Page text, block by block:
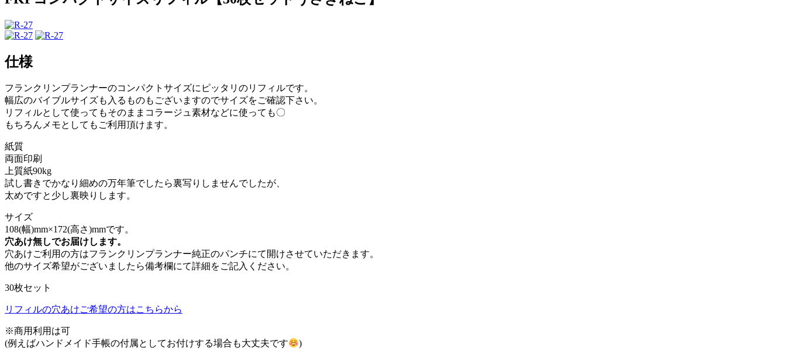
仕様
フランクリンプランナーのコンパクトサイズにピッタリのリフィルです。
幅広のバイブルサイズも入るものもございますのでサイズをご確認下さい。
リフィルとして使ってもそのままコラージュ素材などに使っても〇
もちろんメモとしてもご利用頂けます。
紙質
両面印刷
上質紙90kg
試し書きでかなり細めの万年筆でしたら裏写りしませんでしたが、
太めですと少し裏映りします。
サイズ
108(幅)mm×172(高さ)mmです。
穴あけ無しでお届けします。
穴あけご利用の方はフランクリンプランナー純正のパンチにて開けさせていただきます。
他のサイズ希望がございましたら備考欄にて詳細をご記入ください。
30枚セット
リフィルの穴あけご希望の方はこちらから
※商用利用は可
(例えばハンドメイド手帳の付属としてお付けする場合も大丈夫です
)